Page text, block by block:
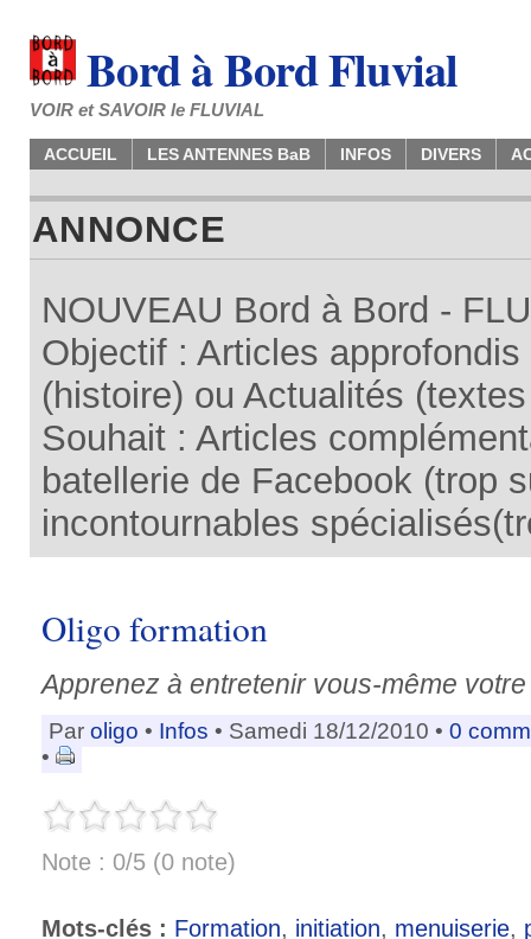
Bord à Bord Fluvial
VOIR et SAVOIR le FLUVIAL
ACCUEIL LES ANTENNES BaB INFOS DIVERS
ANNONCE
NOUVEAU Bord à Bord -
Objectif : Articles
(histoire) ou Actualités
Souhait : Articles
batellerie de Facebook (trop
incontournables
Oligo formation
Apprenez à entretenir vous-même
Par oligo • Infos • Samedi 18/12/2010 • 0
•
Note : 0/5 (0 note)
Mots-clés : Formation, initiation, menuiserie,